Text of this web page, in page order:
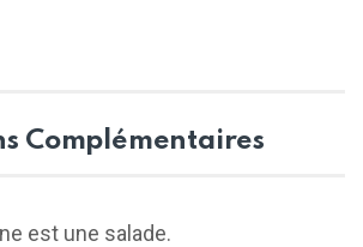
Complémentaires
est une salade.